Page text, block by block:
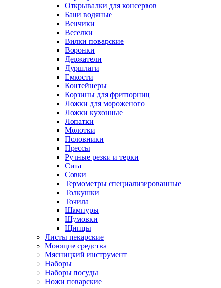
Открывалки для консервов
Бани водяные
Венчики
Веселки
Вилки поварские
Воронки
Держатели
Дуршлаги
Емкости
Контейнеры
Корзины для фритюрниц
Ложки для мороженого
Ложки кухонные
Лопатки
Молотки
Половники
Прессы
Ручные резки и терки
Сита
Совки
Термометры специализированные
Толкушки
Точила
Шампуры
Шумовки
Щипцы
Листы пекарские
Моющие средства
Мясницкий инструмент
Наборы
Наборы посуды
Ножи поварские